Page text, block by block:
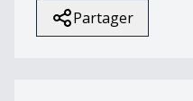
Partager